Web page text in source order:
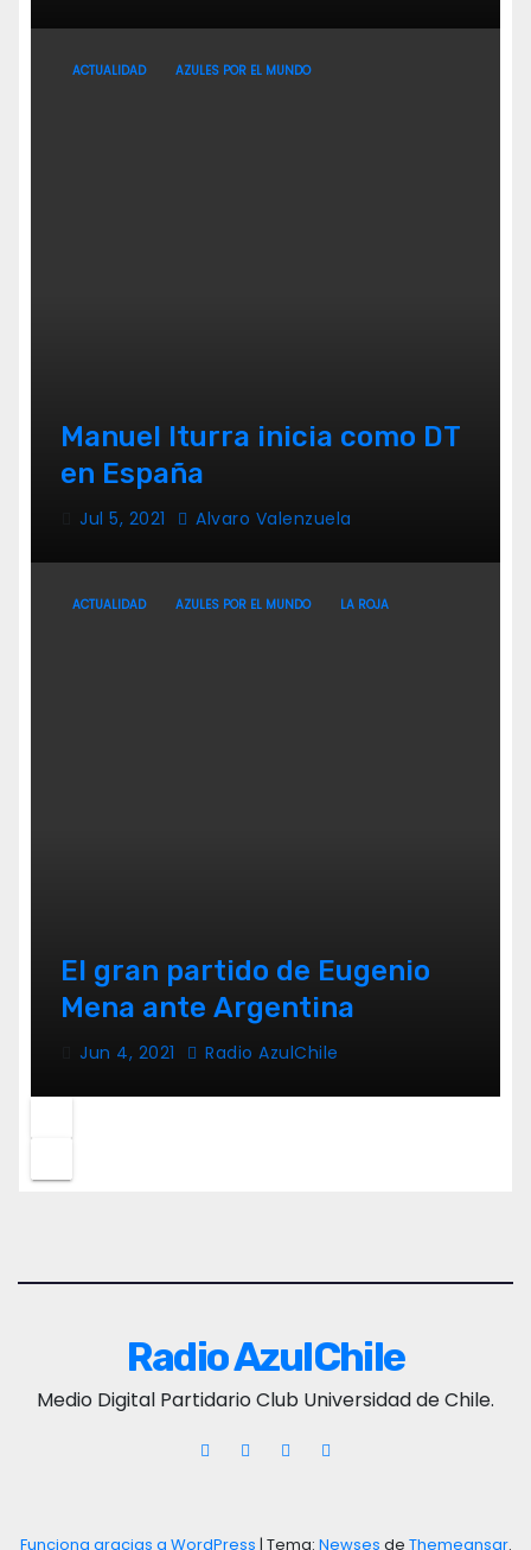
ACTUALIDAD AZULES POR EL MUNDO
Manuel Iturra inicia como DT
en España
Jul 5, 2021 Alvaro Valenzuela
ACTUALIDAD AZULES POR EL MUNDO LA ROJA
El gran partido de Eugenio
Mena ante Argentina
Jun 4, 2021 Radio AzulChile
Radio AzulChile
Medio Digital Partidario Club Universidad de Chile.
Funciona gracias a WordPress | Tema: Newses de Themeansar.